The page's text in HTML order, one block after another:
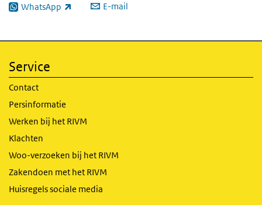
WhatsApp
(externe link) E-mail
Service
Contact
Persinformatie
Werken bij het RIVM
Klachten
Woo-verzoeken bij het RIVM
Zakendoen met het RIVM
Huisregels sociale media